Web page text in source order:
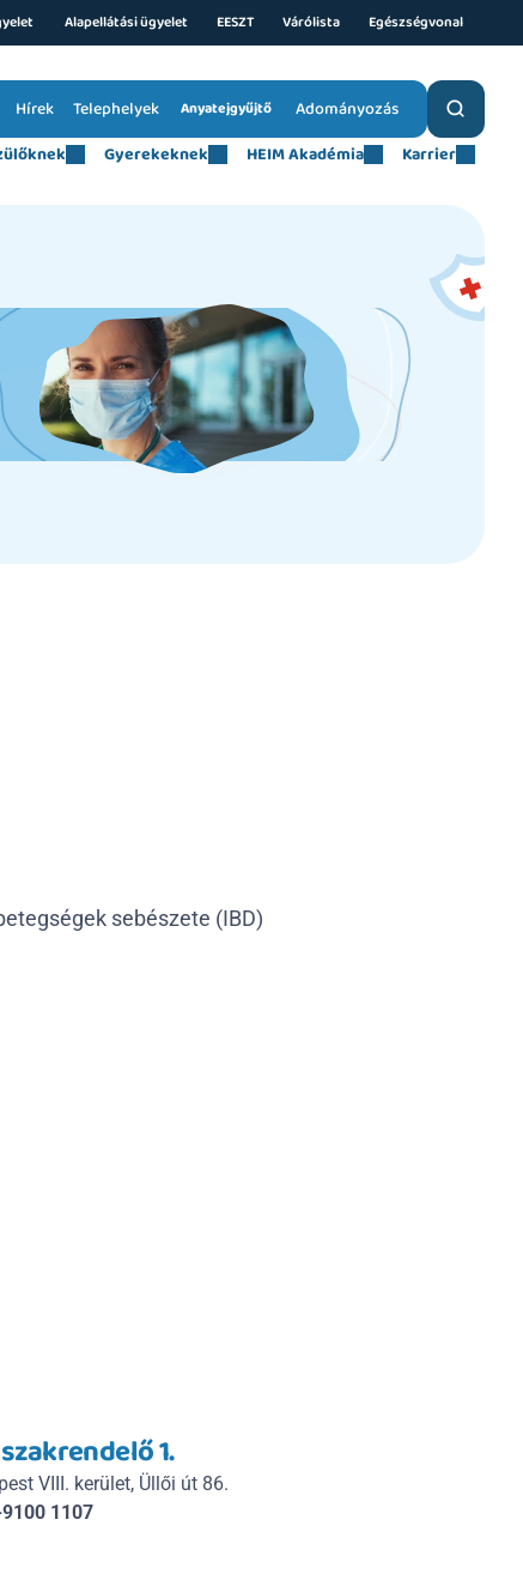
Alapellátási ügyelet EESZT Várólista Egészségvonal
Telephelyek Anyatejgyűjtő Adományozás
Hírek
Gyerekeknek HEIM Akadémia Karrier
sebészete (IBD)
1.
VIII. kerület, Üllői út 86.
1107